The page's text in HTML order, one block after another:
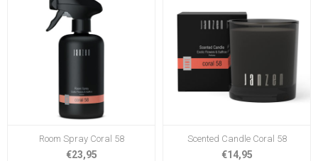
Room Spray Coral 58
€23,95
Scented Candle Coral 58
€14,95